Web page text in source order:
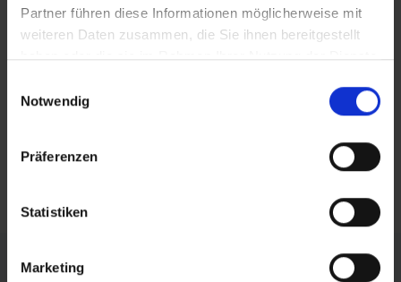
Partner führen diese Informationen möglicherweise mit
weiteren Daten zusammen, die Sie ihnen bereitgestellt
haben oder die sie im Rahmen Ihrer Nutzung der Dienste
Notwendig
Präferenzen
Statistiken
Marketing
teilen
posten
teilen
FÖRDERER DES SPORTS IN SACHSEN-ANHALT